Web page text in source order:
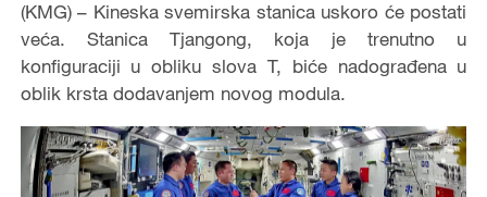
(KMG) – Kineska svemirska stanica uskoro će postati
veća. Stanica Tjangong, koja je trenutno u
konfiguraciji u obliku slova T, biće nadograđena u
oblik krsta dodavanjem novog modula.